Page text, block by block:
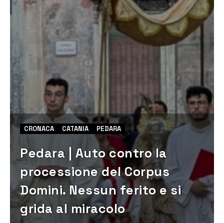
CRONACA CATANIA PEDARA
Pedara | Auto contro la
processione del Corpus
Domini. Nessun ferito e si
grida al miracolo